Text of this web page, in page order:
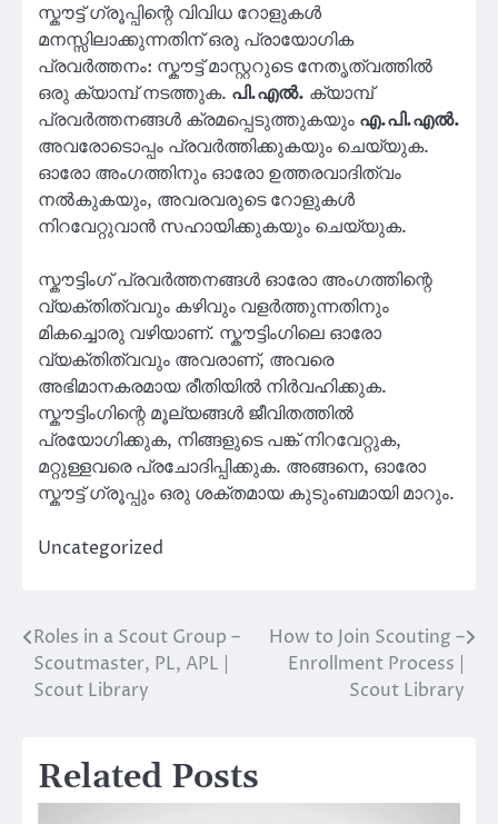
സ്കൗട്ട് ഗ്രൂപ്പിന്റെ വിവിധ റോളുകൾ
മനസ്സിലാക്കുന്നതിന് ഒരു പ്രായോഗിക
പ്രവർത്തനം: സ്കൗട്ട് മാസ്റ്ററുടെ നേതൃത്വത്തിൽ
ഒരു ക്യാമ്പ് നടത്തുക. പി.എൽ. ക്യാമ്പ്
പ്രവർത്തനങ്ങൾ ക്രമപ്പെടുത്തുകയും എ.പി.എൽ.
അവരോടൊപ്പം പ്രവർത്തിക്കുകയും ചെയ്യുക.
ഓരോ അംഗത്തിനും ഓരോ ഉത്തരവാദിത്വം
നൽകുകയും, അവരവരുടെ റോളുകൾ
നിറവേറ്റുവാൻ സഹായിക്കുകയും ചെയ്യുക.
സ്കൗട്ടിംഗ് പ്രവർത്തനങ്ങൾ ഓരോ അംഗത്തിന്റെ
വ്യക്തിത്വവും കഴിവും വളർത്തുന്നതിനും
മികച്ചൊരു വഴിയാണ്. സ്കൗട്ടിംഗിലെ ഓരോ
വ്യക്തിത്വവും അവരാണ്, അവരെ
അഭിമാനകരമായ രീതിയിൽ നിർവഹിക്കുക.
സ്കൗട്ടിംഗിന്റെ മൂല്യങ്ങൾ ജീവിതത്തിൽ
പ്രയോഗിക്കുക, നിങ്ങളുടെ പങ്ക് നിറവേറ്റുക,
മറ്റുള്ളവരെ പ്രചോദിപ്പിക്കുക. അങ്ങനെ, ഓരോ
സ്കൗട്ട് ഗ്രൂപ്പും ഒരു ശക്തമായ കുടുംബമായി മാറും.
Uncategorized
Post
navigation
Roles in a Scout Group –
Scoutmaster, PL, APL |
Scout Library
How to Join Scouting –
Enrollment Process |
Scout Library
Related Posts